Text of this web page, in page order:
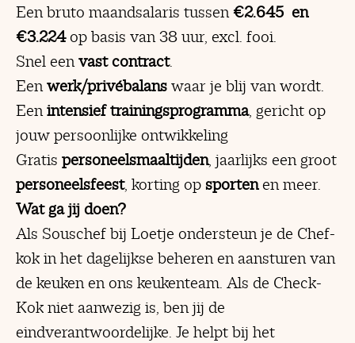
Een bruto maandsalaris tussen€2.645 en
€3.224op basis van 38 uur, excl. fooi.
Snel eenvast contract.
Eenwerk/privébalans waar je blij van wordt.
Eenintensief trainingsprogramma, gericht op
jouw persoonlijke ontwikkeling
Gratis personeelsmaaltijden, jaarlijks een groot
personeelsfeest, korting op sportenen meer.
Wat ga jij doen?
Als Souschef bij Loetje ondersteun je de Chef-
kok in het dagelijkse beheren en aansturen van
de keuken en ons keukenteam. Als de Check-
Kok niet aanwezig is, ben jij de
eindverantwoordelijke. Je helpt bij het